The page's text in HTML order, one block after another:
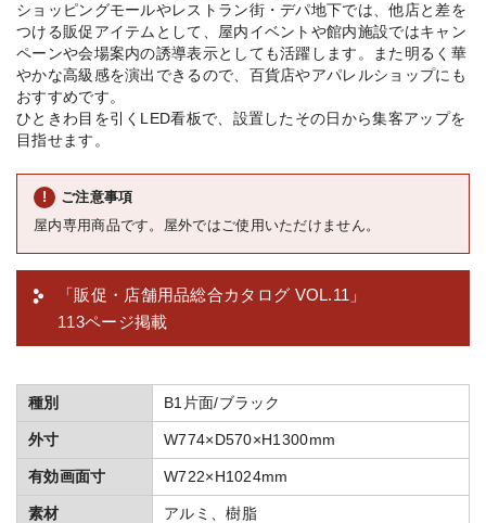
ショッピングモールやレストラン街・デパ地下では、他店と差を
つける販促アイテムとして、屋内イベントや館内施設ではキャン
ペーンや会場案内の誘導表示としても活躍します。また明るく華
やかな高級感を演出できるので、百貨店やアパレルショップにも
おすすめです。
ひときわ目を引くLED看板で、設置したその日から集客アップを
目指せます。
ご注意事項
屋内専用商品です。屋外ではご使用いただけません。
「販促・店舗用品総合カタログ VOL.11」
113ページ掲載
種別 B1片面/ブラック
外寸 W774×D570×H1300mm
有効画面寸 W722×H1024mm
素材 アルミ、樹脂